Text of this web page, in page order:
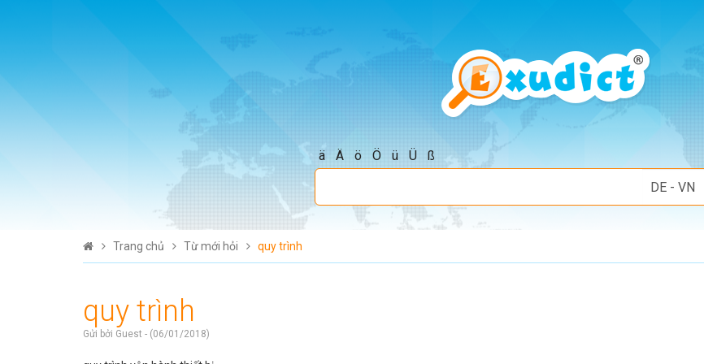
ä Ä ö Ö ü Ü ß
Trang chủ Từ mới hỏi quy trình
quy trình
Gửi bởi Guest - (06/01/2018)